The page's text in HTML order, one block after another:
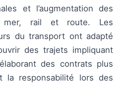
et l’augmentation des
mer, rail et route. Les
du transport ont adapté
des trajets impliquant
des contrats plus
la responsabilité lors des